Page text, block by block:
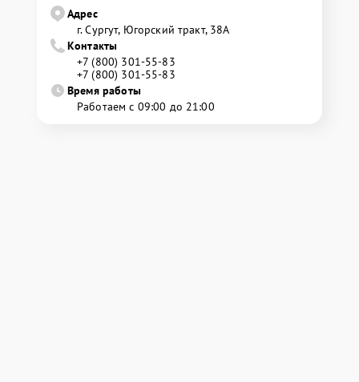
Адрес
г. Сургут, Югорский тракт, 38А
Контакты
+7 (800) 301-55-83
+7 (800) 301-55-83
Время работы
Работаем с 09:00 до 21:00